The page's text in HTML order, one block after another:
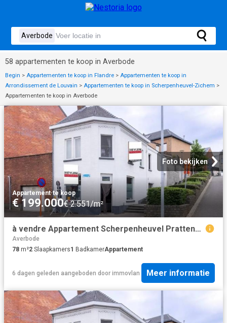
58 appartementen te koop in Averbode
Begin > Appartementen te koop in Flandre > Appartementen te koop in
Arrondissement de Louvain > Appartementen te koop in Scherpenheuvel-Zichem >
Appartementen te koop in Averbode
Foto bekijken
Appartement·te koop
€ 199.000€ 2.551/m²
à vendre Appartement Scherpenheuvel Prattenborgstraat
Averbode
78 m²2 Slaapkamers1 BadkamerAppartement
6 dagen geleden aangeboden door immovlan Meer informatie